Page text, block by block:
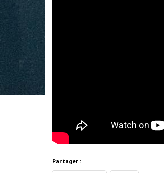
Partager :